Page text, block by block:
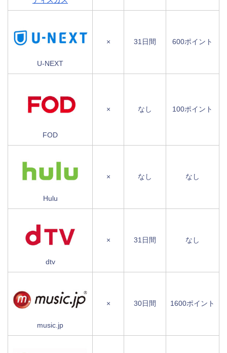
U-NEXT
× 31日間 600ポイント
FOD
× なし 100ポイント
Hulu
× なし なし
dtv
× 31日間 なし
music.jp
× 30日間 1600ポイント